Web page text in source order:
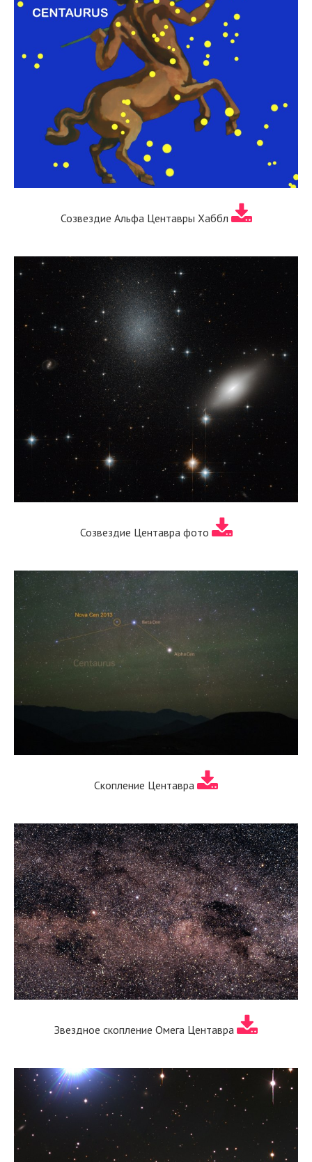
Созвездие Альфа Центавры Хаббл
Созвездие Центавра фото
Скопление Центавра
Звездное скопление Омега Центавра